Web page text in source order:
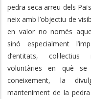
pedra seca arreu dels
neix amb l’objectiu de
en valor no només
sinó especialment
d’entitats,
voluntàries en què se
coneixement, la
manteniment de la